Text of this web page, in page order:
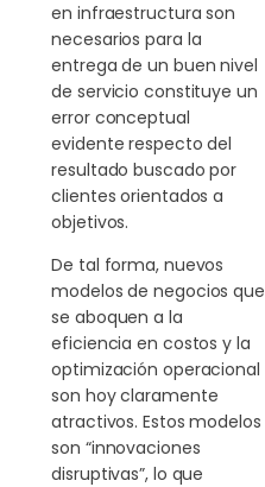
en infraestructura son
necesarios para la
entrega de un buen nivel
de servicio constituye un
error conceptual
evidente respecto del
resultado buscado por
clientes orientados a
objetivos.
De tal forma, nuevos
modelos de negocios que
se aboquen a la
eficiencia en costos y la
optimización operacional
son hoy claramente
atractivos. Estos modelos
son “innovaciones
disruptivas”, lo que